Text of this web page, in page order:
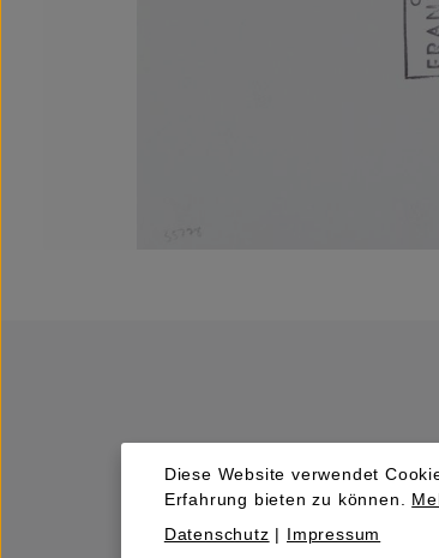
Diese Website verwendet
Erfahrung bieten zu können.
Datenschutz | Impressum